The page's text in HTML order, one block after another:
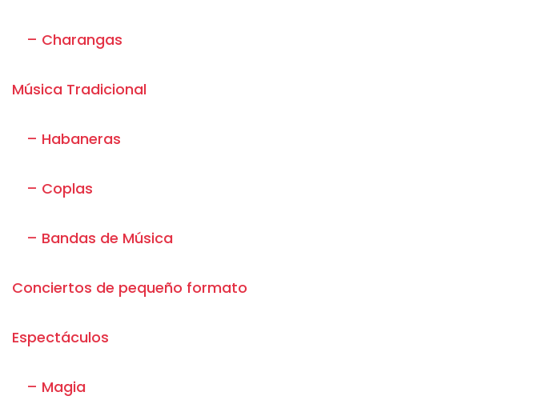
– Charangas
Música Tradicional
– Habaneras
– Coplas
– Bandas de Música
Conciertos de pequeño formato
Espectáculos
– Magia